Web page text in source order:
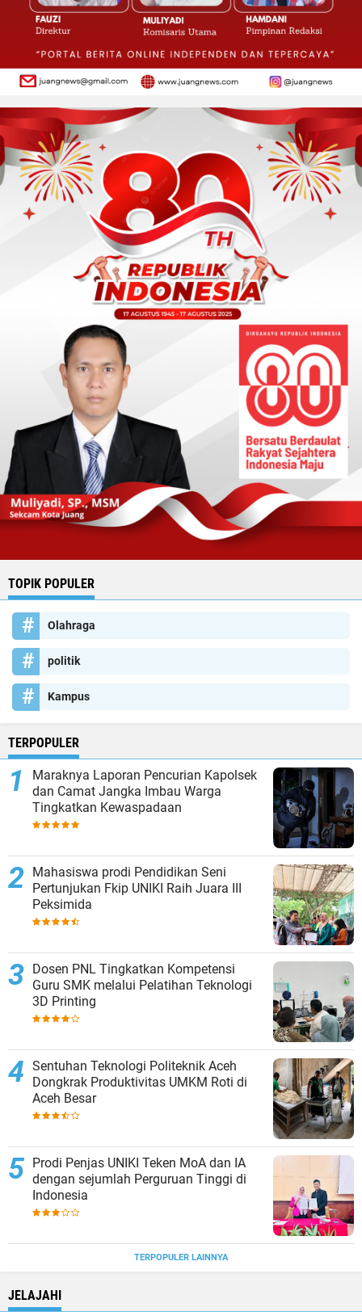
TOPIK POPULER
Olahraga
politik
Kampus
TERPOPULER
Maraknya Laporan Pencurian Kapolsek
dan Camat Jangka Imbau Warga
Tingkatkan Kewaspadaan
Mahasiswa prodi Pendidikan Seni
Pertunjukan Fkip UNIKI Raih Juara III
Peksimida
Dosen PNL Tingkatkan Kompetensi
Guru SMK melalui Pelatihan Teknologi
3D Printing
Sentuhan Teknologi Politeknik Aceh
Dongkrak Produktivitas UMKM Roti di
Aceh Besar
Prodi Penjas UNIKI Teken MoA dan IA
dengan sejumlah Perguruan Tinggi di
Indonesia
TERPOPULER LAINNYA
JELAJAHI